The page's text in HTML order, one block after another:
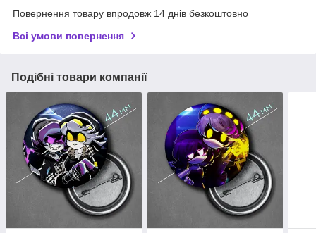
Повернення товару впродовж 14 днів безкоштовно
Всі умови повернення
Подібні товари компанії